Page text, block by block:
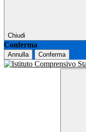
Chiudi
Conferma
Annulla Conferma